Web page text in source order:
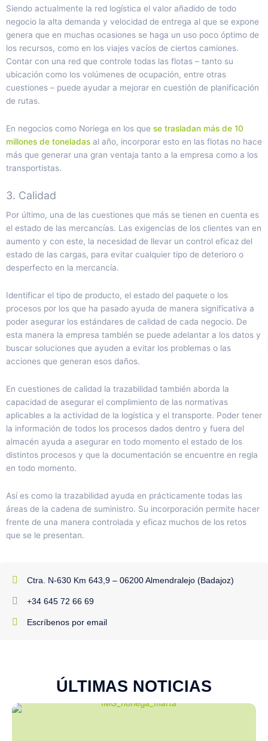
Siendo actualmente la red logística el valor añadido de todo
negocio la alta demanda y velocidad de entrega al que se expone
genera que en muchas ocasiones se haga un uso poco óptimo de
los recursos, como en los viajes vacíos de ciertos camiones.
Contar con una red que controle todas las flotas – tanto su
ubicación como los volúmenes de ocupación, entre otras
cuestiones – puede ayudar a mejorar en cuestión de planificación
de rutas.
En negocios como Noriega en los que se trasladan más de 10
millones de toneladas al año, incorporar esto en las flotas no hace
más que generar una gran ventaja tanto a la empresa como a los
transportistas.
3. Calidad
Por último, una de las cuestiones que más se tienen en cuenta es
el estado de las mercancías. Las exigencias de los clientes van en
aumento y con este, la necesidad de llevar un control eficaz del
estado de las cargas, para evitar cualquier tipo de deterioro o
desperfecto en la mercancía.
Identificar el tipo de producto, el estado del paquete o los
procesos por los que ha pasado ayuda de manera significativa a
poder asegurar los estándares de calidad de cada negocio. De
esta manera la empresa también se puede adelantar a los datos y
buscar soluciones que ayuden a evitar los problemas o las
acciones que generan esos daños.
En cuestiones de calidad la trazabilidad también aborda la
capacidad de asegurar el complimiento de las normativas
aplicables a la actividad de la logística y el transporte. Poder tener
la información de todos los procesos dados dentro y fuera del
almacén ayuda a asegurar en todo momento el estado de los
distintos procesos y que la documentación se encuentre en regla
en todo momento.
Así es como la trazabilidad ayuda en prácticamente todas las
áreas de la cadena de suministro. Su incorporación permite hacer
frente de una manera controlada y eficaz muchos de los retos
que se le presentan.
Ctra. N-630 Km 643,9 – 06200 Almendralejo (Badajoz)
+34 645 72 66 69
Escríbenos por email
ÚLTIMAS NOTICIAS